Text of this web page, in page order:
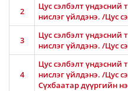
2
Цус сэлбэлт
нислэг үйлдэнэ. /Цус
3
Цус сэлбэлт
нислэг үйлдэнэ. /Цус
4
Цус сэлбэлт
нислэг үйлдэнэ. /Цус
Сүхбаатар дүүргийн